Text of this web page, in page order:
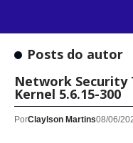
Posts do autor
Network Security
Kernel 5.6.15-300
PorClaylson Martins08/06/